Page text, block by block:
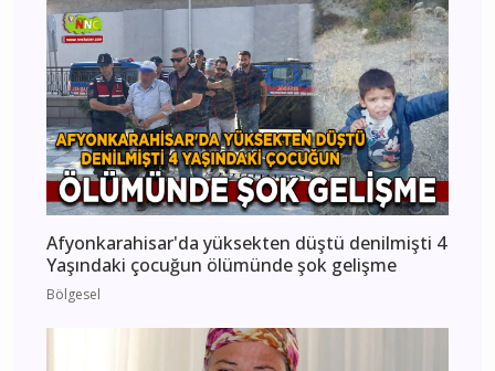
Afyonkarahisar'da yüksekten düştü denilmişti 4
Yaşındaki çocuğun ölümünde şok gelişme
Bölgesel